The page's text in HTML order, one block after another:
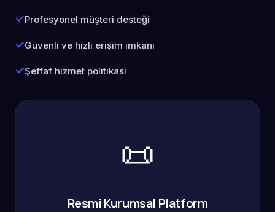
Profesyonel müşteri desteği
Güvenli ve hızlı erişim imkanı
Şeffaf hizmet politikası
📜
Resmi Kurumsal Platform